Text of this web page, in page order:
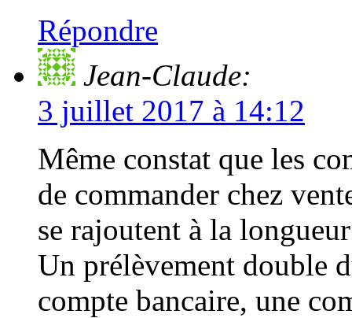
Répondre
Jean-Claude:
3 juillet 2017 à 14:12
Même constat que les
de commander chez
se rajoutent à la
Un prélèvement double
compte bancaire, une